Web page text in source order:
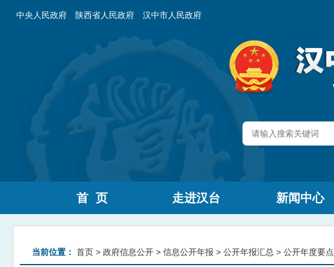
中央人民政府 陕西省人民政府 汉中市人民政府
首 页 走进汉台 新闻中心
当前位置： 首页 > 政府信息公开 > 信息公开年报 > 公开年报汇总 > 公开年度要点